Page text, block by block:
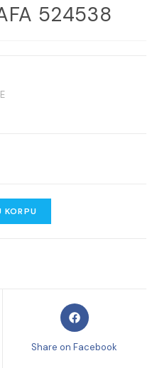
524538
KORPU
Opens
in
new
Share on Facebook